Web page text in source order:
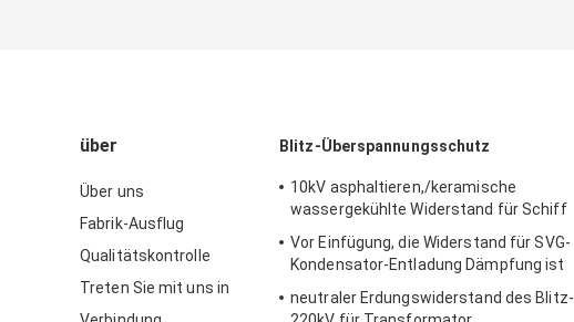
über
Über uns
Fabrik-Ausflug
Qualitätskontrolle
Treten Sie mit uns in
Blitz-Überspannungsschutz
10kV asphaltieren,/keramische
wassergekühlte Widerstand für Schiff
Vor Einfügung, die Widerstand für SVG-
Kondensator-Entladung Dämpfung ist
neutraler Erdungswiderstand des Blitz-